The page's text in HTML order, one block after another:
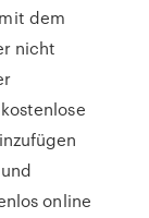
dem
nicht
online